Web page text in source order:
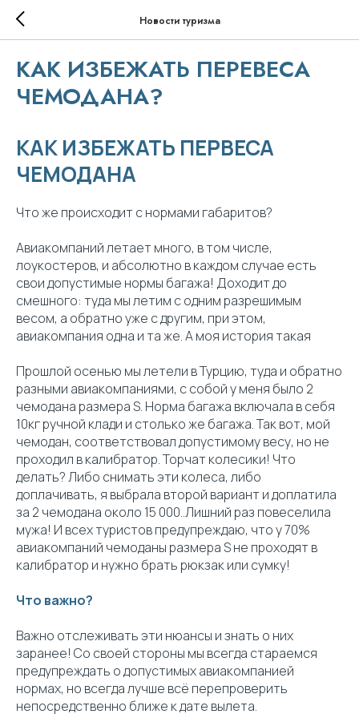
Новости туризма
КАК ИЗБЕЖАТЬ ПЕРЕВЕСА
ЧЕМОДАНА?
КАК ИЗБЕЖАТЬ ПЕРВЕСА
ЧЕМОДАНА
Что же происходит с нормами габаритов?
Авиакомпаний летает много, в том числе,
лоукостеров, и абсолютно в каждом случае есть
свои допустимые нормы багажа! Доходит до
смешного: туда мы летим с одним разрешимым
весом, а обратно уже с другим, при этом,
авиакомпания одна и та же. А моя история такая
Прошлой осенью мы летели в Турцию, туда и обратно
разными авиакомпаниями, с собой у меня было 2
чемодана размера S. Норма багажа включала в себя
10кг ручной клади и столько же багажа. Так вот, мой
чемодан, соответствовал допустимому весу, но не
проходил в калибратор. Торчат колесики! Что
делать? Либо снимать эти колеса, либо
доплачивать, я выбрала второй вариант и доплатила
за 2 чемодана около 15 000..Лишний раз повеселила
мужа! И всех туристов предупреждаю, что у 70%
авиакомпаний чемоданы размера S не проходят в
калибратор и нужно брать рюкзак или сумку!
Что важно?
Важно отслеживать эти нюансы и знать о них
заранее! Со своей стороны мы всегда стараемся
предупреждать о допустимых авиакомпанией
нормах, но всегда лучше всё перепроверить
непосредственно ближе к дате вылета.